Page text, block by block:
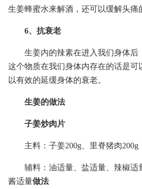
生姜蜂蜜水来解酒，还可以缓解头痛
6、抗衰老
生姜内的辣素在进入我们身体后
这个物质在我们身体内存在的话是可
以有效的延缓身体的衰老。
生姜的做法
子姜炒肉片
主料：子姜200g、里脊猪肉200g
辅料：油适量、盐适量、辣椒适
酱适量做法